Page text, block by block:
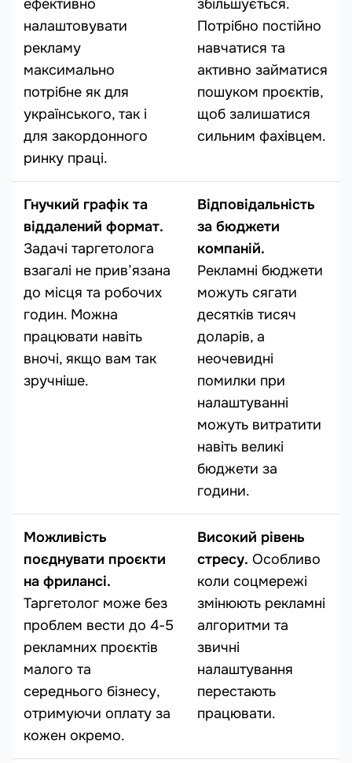
ефективно
налаштовувати
рекламу
максимально
потрібне як для
українського, так і
для закордонного
ринку праці.
збільшується.
Потрібно постійно
навчатися та
активно займатися
пошуком проєктів,
щоб залишатися
сильним фахівцем.
Гнучкий графік та
віддалений формат.
Задачі таргетолога
взагалі не прив’язана
до місця та робочих
годин. Можна
працювати навіть
вночі, якщо вам так
зручніше.
Відповідальність
за бюджети
компаній.
Рекламні бюджети
можуть сягати
десятків тисяч
доларів, а
неочевидні
помилки при
налаштуванні
можуть витратити
навіть великі
бюджети за
години.
Можливість
поєднувати проєкти
на фрилансі.
Таргетолог може без
проблем вести до 4-5
рекламних проєктів
малого та
середнього бізнесу,
отримуючи оплату за
кожен окремо.
Високий рівень
стресу. Особливо
коли соцмережі
змінюють рекламні
алгоритми та
звичні
налаштування
перестають
працювати.